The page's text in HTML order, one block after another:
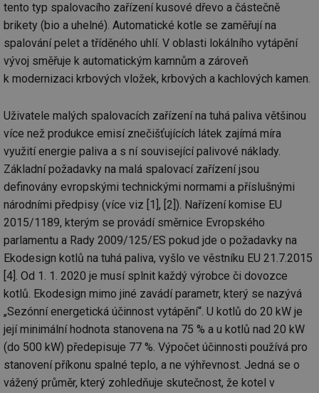
tento typ spalovacího zařízení kusové dřevo a částečně
brikety (bio a uhelné). Automatické kotle se zaměřují na
spalování pelet a tříděného uhlí. V oblasti lokálního vytápění
vývoj směřuje k automatickým kamnům a zároveň
k modernizaci krbových vložek, krbových a kachlových kamen.
Uživatele malých spalovacích zařízení na tuhá paliva většinou
více než produkce emisí znečišťujících látek zajímá míra
využití energie paliva a s ní související palivové náklady.
Základní požadavky na malá spalovací zařízení jsou
definovány evropskými technickými normami a příslušnými
národními předpisy (více viz [1], [2]). Nařízení komise EU
2015/1189, kterým se provádí směrnice Evropského
parlamentu a Rady 2009/125/ES pokud jde o požadavky na
Ekodesign kotlů na tuhá paliva, vyšlo ve věstníku EU 21.7.2015
[4]. Od 1. 1. 2020 je musí splnit každý výrobce či dovozce
kotlů. Ekodesign mimo jiné zavádí parametr, který se nazývá
„Sezónní energetická účinnost vytápění“. U kotlů do 20 kW je
její minimální hodnota stanovena na 75 % a u kotlů nad 20 kW
(do 500 kW) předepisuje 77 %. Výpočet účinnosti používá pro
stanovení příkonu spalné teplo, a ne výhřevnost. Jedná se o
vážený průměr, který zohledňuje skutečnost, že kotel v